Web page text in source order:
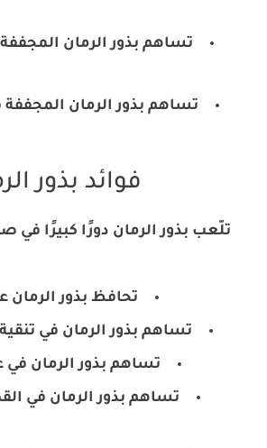
تساهم بذور الرمان
تساهم بذور الرمان
فوائد بذور
تلّعب بذور الرمان دورًا كبيرًا في
تحافظ بذور
تساهم بذور الرمان في
تساهم بذور الرمان
تساهم بذور الرمان في